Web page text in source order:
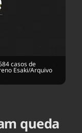
casos de
Esaki/Arquivo
queda